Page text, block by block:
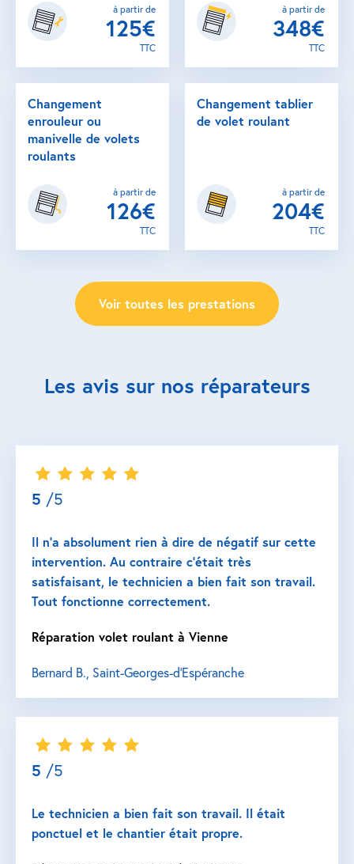
à partir de
125€
TTC
à partir de
348€
TTC
Changement
enrouleur ou
manivelle de volets
roulants
à partir de
126€
TTC
Changement tablier
de volet roulant
à partir de
204€
TTC
Voir toutes les prestations
Les avis sur nos réparateurs
5 /5
Il n’a absolument rien à dire de négatif sur cette
intervention. Au contraire c’était très
satisfaisant, le technicien a bien fait son travail.
Tout fonctionne correctement.
Réparation volet roulant à Vienne
Bernard B., Saint-Georges-d'Espéranche
5 /5
Le technicien a bien fait son travail. Il était
ponctuel et le chantier était propre.